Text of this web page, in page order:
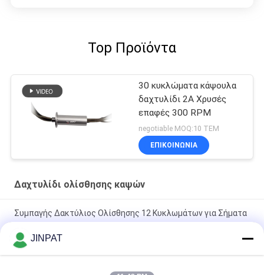
Top Προϊόντα
30 κυκλώματα κάψουλα
δαχτυλίδι 2A Χρυσές
επαφές 300 RPM
negotiable MOQ:10 ΤΕΜ
ΕΠΙΚΟΙΝΩΝΙΑ
Δαχτυλίδι ολίσθησης καψών
Συμπαγής Δακτύλιος Ολίσθησης 12 Κυκλωμάτων για Σήματα
18 κυκλώματα 250 Rpm Καψούλα Slip Ring με χρυσό σε χρυσό
JINPAT